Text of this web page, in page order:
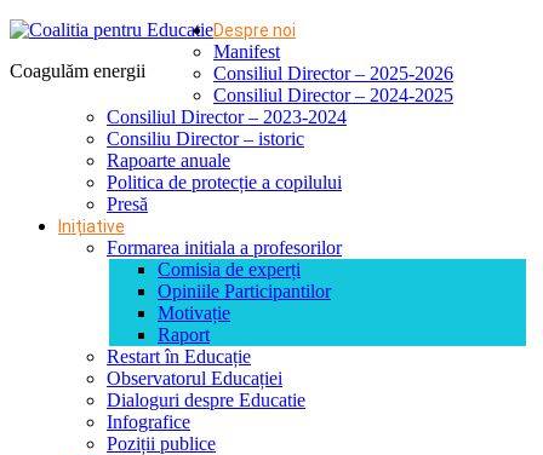
Coagulăm energii
Despre noi
Manifest
Consiliul Director – 2025-2026
Consiliul Director – 2024-2025
Consiliul Director – 2023-2024
Consiliu Director – istoric
Rapoarte anuale
Politica de protecție a copilului
Presă
Inițiative
Formarea initiala a profesorilor
Comisia de experți
Opiniile Participantilor
Motivație
Raport
Restart în Educație
Observatorul Educației
Dialoguri despre Educatie
Infografice
Poziții publice